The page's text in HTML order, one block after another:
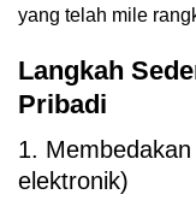
yang telah mile
Langkah
Pribadi
1.
elektronik)